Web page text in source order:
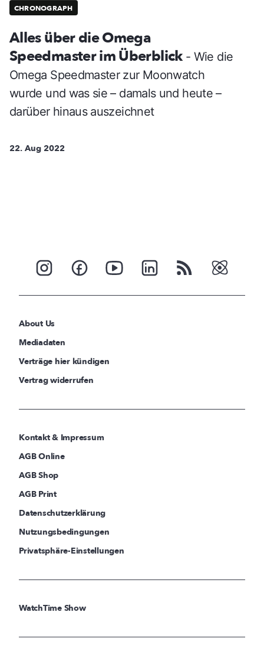
CHRONOGRAPH
Alles über die Omega
Speedmaster im Überblick - Wie die
Omega Speedmaster zur Moonwatch
wurde und was sie – damals und heute –
darüber hinaus auszeichnet
22. Aug 2022
About Us
Mediadaten
Verträge hier kündigen
Vertrag widerrufen
Kontakt & Impressum
AGB Online
AGB Shop
AGB Print
Datenschutzerklärung
Nutzungsbedingungen
Privatsphäre-Einstellungen
WatchTime Show